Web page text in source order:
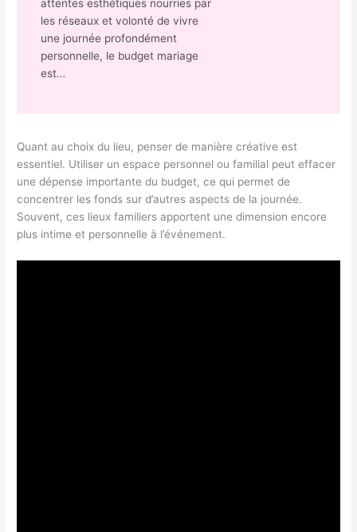
attentes esthétiques nourries par
les réseaux et volonté de vivre
une journée profondément
personnelle, le budget mariage
est…
Quant au choix du lieu, penser de manière créative est
essentiel. Utiliser un espace personnel ou familial peut effacer
une dépense importante du budget, ce qui permet de
concentrer les fonds sur d’autres aspects de la journée.
Souvent, ces lieux familiers apportent une dimension encore
plus intime et personnelle à l’événement.